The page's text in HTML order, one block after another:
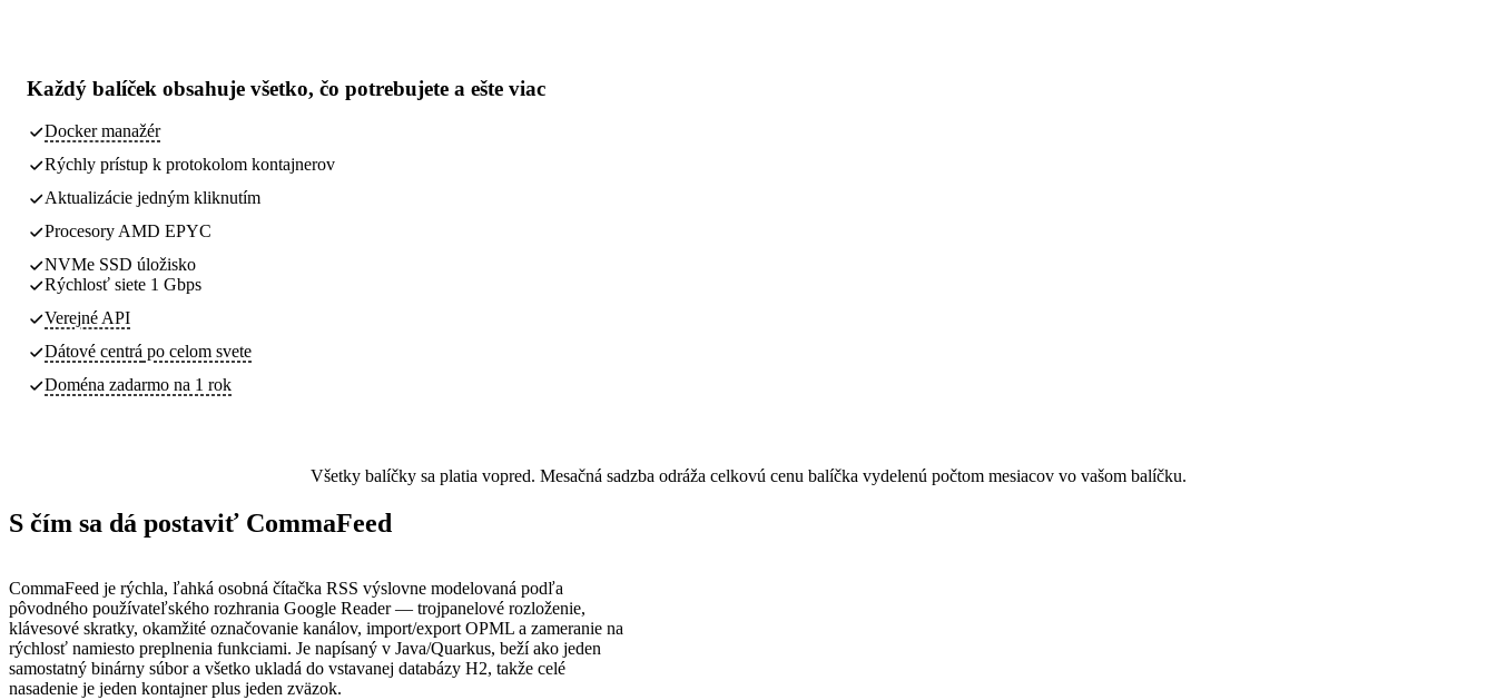
Každý balíček obsahuje všetko, čo potrebujete a ešte viac
Docker manažér
Rýchly prístup k protokolom kontajnerov
Aktualizácie jedným kliknutím
Procesory AMD EPYC
NVMe SSD úložisko
Rýchlosť siete 1 Gbps
Verejné API
Dátové centrá po celom svete
Doména zadarmo na 1 rok
Všetky balíčky sa platia vopred. Mesačná sadzba odráža celkovú cenu balíčka vydelenú počtom mesiacov vo vašom balíčku.
S čím sa dá postaviť CommaFeed
CommaFeed je rýchla, ľahká osobná čítačka RSS výslovne modelovaná podľa
pôvodného používateľského rozhrania Google Reader — trojpanelové rozloženie,
klávesové skratky, okamžité označovanie kanálov, import/export OPML a zameranie na
rýchlosť namiesto preplnenia funkciami. Je napísaný v Java/Quarkus, beží ako jeden
samostatný binárny súbor a všetko ukladá do vstavanej databázy H2, takže celé
nasadenie je jeden kontajner plus jeden zväzok.